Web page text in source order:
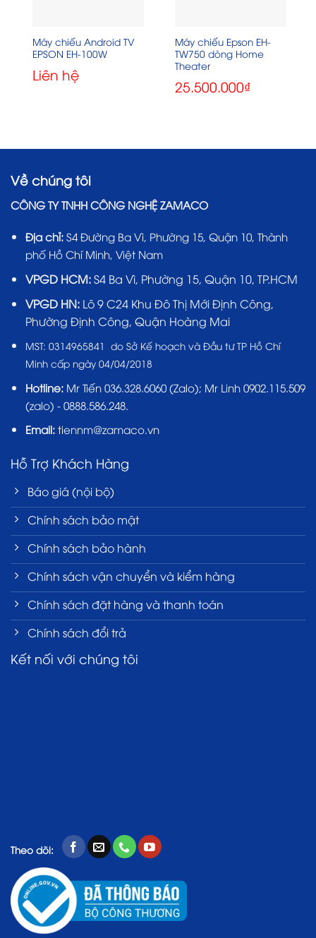
Máy chiếu Android TV
EPSON EH-100W
Liên hệ
Máy chiếu Epson EH-
TW750 dòng Home
Theater
25.500.000₫
Về chúng tôi
CÔNG TY TNHH CÔNG NGHỆ ZAMACO
Địa chỉ: S4 Đường Ba Vì, Phường 15, Quận 10, Thành
phố Hồ Chí Minh, Việt Nam
VPGD HCM:S4 Ba Vì, Phường 15, Quận 10, TP.HCM
VPGD HN:Lô 9 C24 Khu Đô Thị Mới Định Công,
Phường Định Công, Quận Hoàng Mai
MST: 0314965841 do Sở Kế hoạch và Đầu tư TP Hồ Chí
Minh cấp ngày 04/04/2018
Hotline: Mr Tiến 036.328.6060(Zalo); Mr Linh 0902.115.509
(zalo) - 0888.586.248.
Email:tiennm@zamaco.vn
Hỗ Trợ Khách Hàng
Báo giá (nội bộ)
Chính sách bảo mật
Chính sách bảo hành
Chính sách vận chuyển và kiểm hàng
Chính sách đặt hàng và thanh toán
Chính sách đổi trả
Kết nối với chúng tôi
Theo dõi: